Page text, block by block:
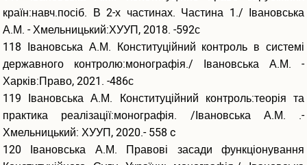
країн:навч.посіб. В 2-х частинах. Частина 1./ Івановська
А.М. - Хмельницький:ХУУП, 2018. -592с
118 Івановська А.М. Конституційний контроль в системі
державного контролю:монографія./ Івановська А.М. -
Харків:Право, 2021. -486с
119 Івановська А.М. Конституційний контроль:теорія та
практика реалізації:монографія. /Івановська А.М. .-
Хмельницький: ХУУП, 2020.- 558 c
120 Івановська А.М. Правові засади функціонування